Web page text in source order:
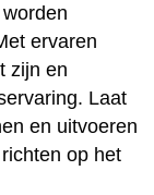
ervaren
zijn en
Laat
en uitvoeren
op het